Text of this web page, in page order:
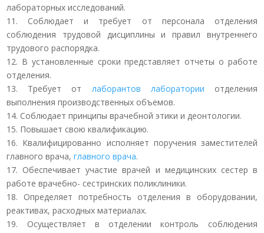
лабораторных исследований.
11. Соблюдает и требует от персонала отделения
соблюдения трудовой дисциплины и правил внутреннего
трудового распорядка.
12. В установленные сроки представляет отчеты о работе
отделения.
13. Требует от лаборантов лаборатории отделения
выполнения производственных объемов.
14. Соблюдает принципы врачебной этики и деонтологии.
15. Повышает свою квалификацию.
16. Квалифицированно исполняет поручения заместителей
главного врача,главного врача.
17. Обеспечивает участие врачей и медицинских сестер в
работе врачебно- сестринских поликлиники.
18. Определяет потребность отделения в оборудовании,
реактивах, расходных материалах.
19. Осуществляет в отделении контроль соблюдения